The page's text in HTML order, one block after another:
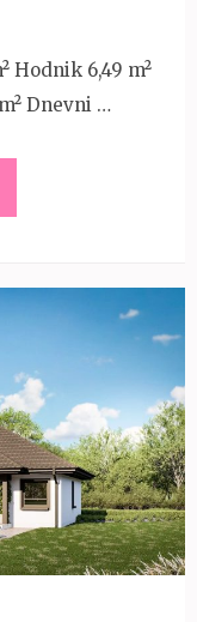
Hodnik 6,49 m²
Dnevni …